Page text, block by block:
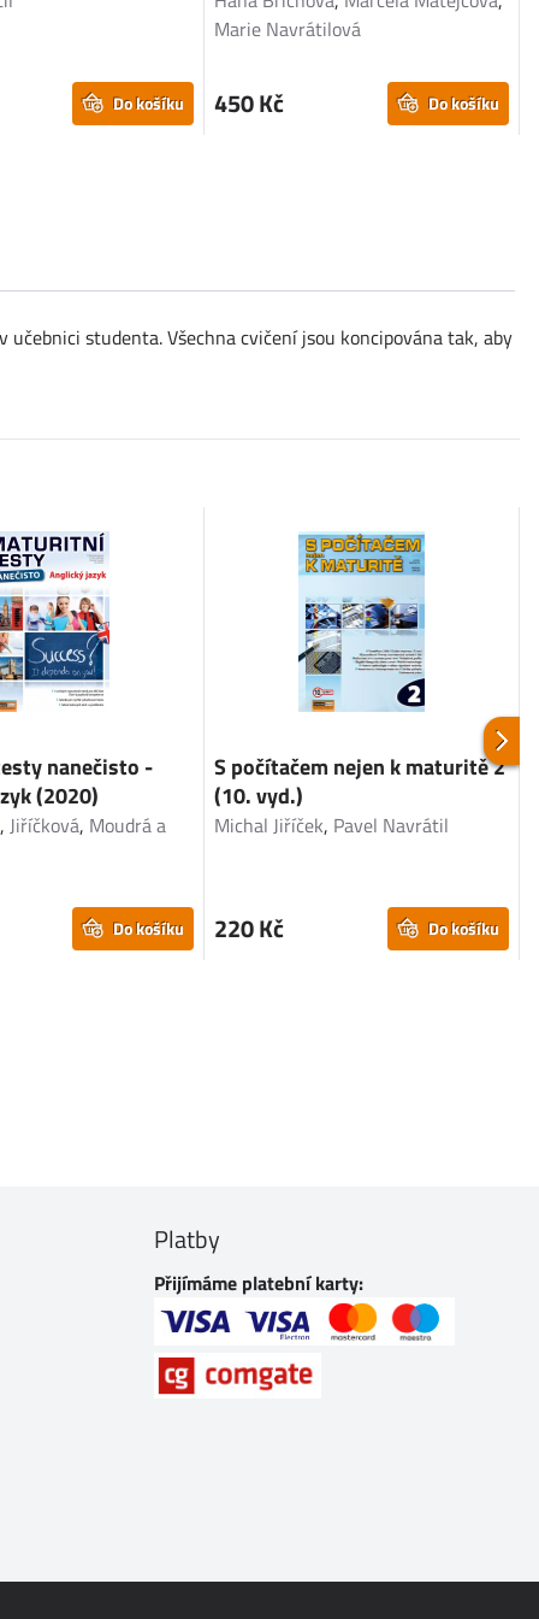
Do košíku
Marie Navrátilová
450 Kč Do košíku
studenta. Všechna cvičení jsou koncipována tak, aby
nanečisto -
(2020)
,Jiříčková, Moudrá a
Do košíku
S počítačem nejen k maturitě 2
(10. vyd.)
Michal Jiříček, Pavel Navrátil
220 Kč Do košíku
Platby
Přijímáme platební karty: